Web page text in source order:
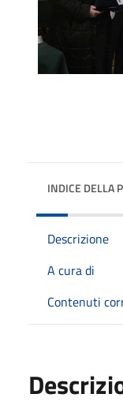
INDICE DELLA
Descrizione
A cura di
Contenuti